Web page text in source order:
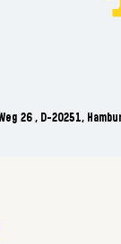
26 , D-20251,